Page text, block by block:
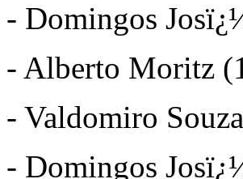
- Domingos
- Alberto Moritz
- Valdomiro
- Domingos